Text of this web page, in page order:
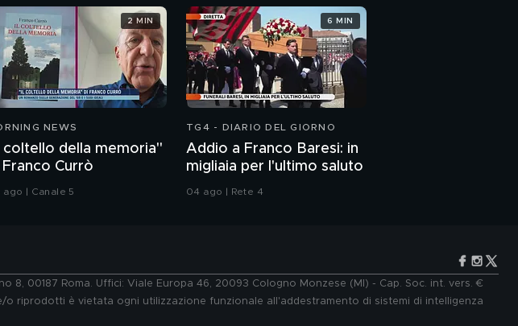
NEWS
coltello della memoria"
Franco Currò
ago | Canale 5
2 MIN
TG4 - DIARIO DEL GIORNO
Addio a Franco Baresi: in
migliaia per l'ultimo saluto
04 ago | Rete 4
6 MIN
8, 00187 Roma. Uffici: Viale Europa 46, 20093 Cologno Monzese (MI) - Cap. Soc. int. vers. €
riprodotti è vietata ogni utilizzazione funzionale all'addestramento di sistemi di intelligenza